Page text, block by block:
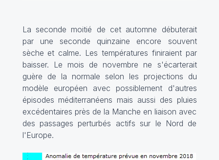
La seconde moitié de cet automne débuterait
par une seconde quinzaine encore souvent
sèche et calme. Les températures finiraient par
baisser. Le mois de novembre ne s'écarterait
guère de la normale selon les projections du
modèle européen avec possiblement d'autres
épisodes méditerranéens mais aussi des pluies
excédentaires près de la Manche en liaison avec
des passages perturbés actifs sur le Nord de
l'Europe.